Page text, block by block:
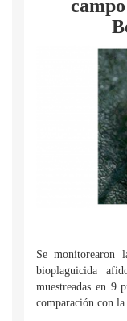
Se monitorearon
bioplaguicida
muestreadas en 9
comparación con la